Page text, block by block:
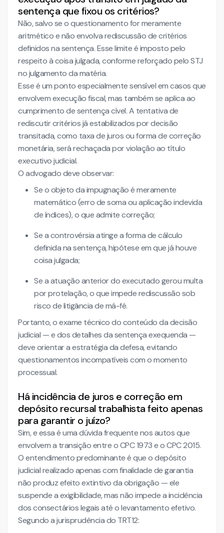
sentença que fixou os critérios?
Não, salvo se o questionamento for meramente
aritmético e não envolva rediscussão de critérios
definidos na sentença. Esse limite é imposto pelo
respeito à coisa julgada, conforme reforçado pelo STJ
no julgamento da matéria.
Esse é um ponto especialmente sensível em casos que
envolvem execução fiscal, mas também se aplica ao
cumprimento de sentença cível. A tentativa de
rediscutir critérios já estabilizados por decisão
transitada, como taxa de juros ou forma de correção
monetária, será rechaçada por violação ao título
executivo judicial.
O advogado deve observar:
Se o objeto da impugnação é meramente
matemático (erro de soma ou aplicação indevida
de índices), o que admite correção;
Se a controvérsia atinge a forma de cálculo
definida na sentença, hipótese em que já houve
coisa julgada;
Se a atuação anterior do executado gerou multa
por protelação, o que impede rediscussão sob
risco de litigância de má-fé.
Portanto, o exame técnico do conteúdo da decisão
judicial — e dos detalhes da sentença exequenda —
deve orientar a estratégia da defesa, evitando
questionamentos incompatíveis com o momento
processual.
Há incidência de juros e correção em
depósito recursal trabalhista feito apenas
para garantir o juízo?
Sim, e essa é uma dúvida frequente nos autos que
envolvem a transição entre o CPC 1973 e o CPC 2015.
O entendimento predominante é que o depósito
judicial realizado apenas com finalidade de garantia
não produz efeito extintivo da obrigação — ele
suspende a exigibilidade, mas não impede a incidência
dos consectários legais até o levantamento efetivo.
Segundo a jurisprudência do TRT12: